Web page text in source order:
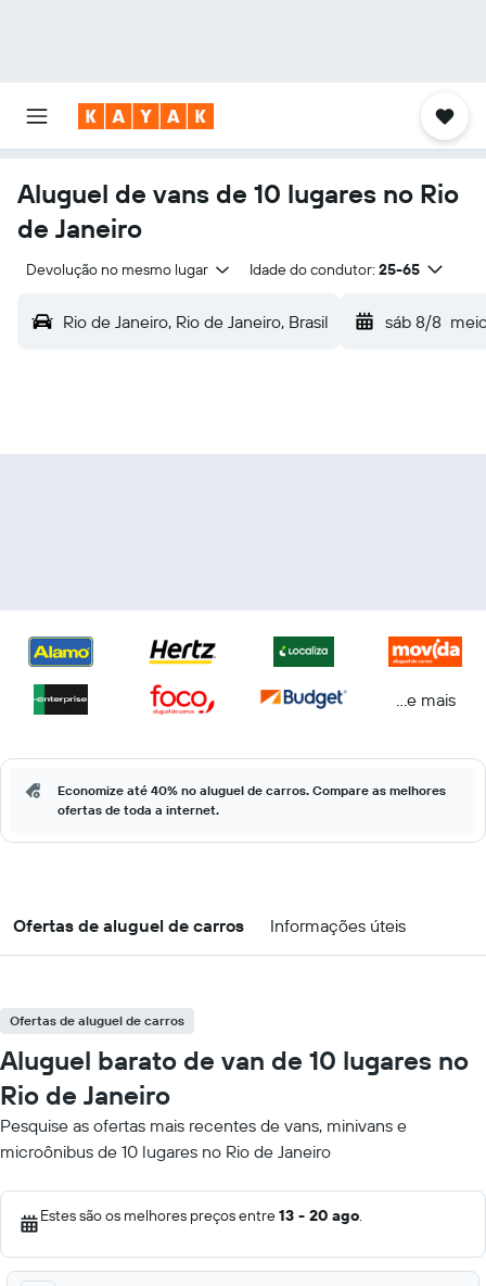
Aluguel de vans de 10 lugares no Rio
de Janeiro
Devolução no mesmo lugar Idade do condutor: 25-65
Rio de Janeiro, Rio de Janeiro, Brasil sáb 8/8
...e mais
Economize até 40% no aluguel de carros. Compare as melhores
ofertas de toda a internet.
Ofertas de aluguel de carros Informações úteis
Ofertas de aluguel de carros
Aluguel barato de van de 10 lugares no
Rio de Janeiro
Pesquise as ofertas mais recentes de vans, minivans e
microônibus de 10 lugares no Rio de Janeiro
Estes são os melhores preços entre13 - 20 ago.